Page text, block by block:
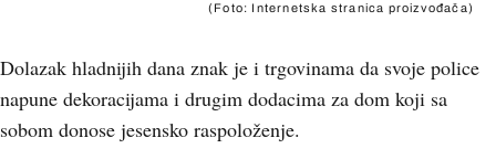
(Foto: Internetska stranica proizvođača)
Dolazak hladnijih dana znak je i trgovinama da svoje police
napune dekoracijama i drugim dodacima za dom koji sa
sobom donose jesensko raspoloženje.